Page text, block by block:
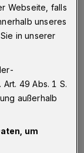
kurz
war
inzwischen
Was die
ist der
fehlen zu
Webseite, falls
unseres
in unserer
49 Abs. 1 S.
außerhalb
um